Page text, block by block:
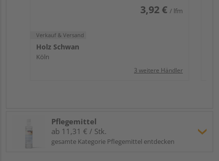
3,92 € / lfm
Verkauf & Versand
Holz Schwan
Köln
3 weitere Händler
Pflegemittel
ab 11,31 € / Stk.
gesamte Kategorie Pflegemittel entdecken